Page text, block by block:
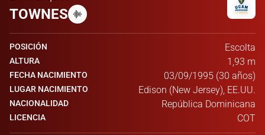
TOWNES
POSICIÓN Escolta
ALTURA 1,93 m
FECHA NACIMIENTO 03/09/1995 (30 años)
LUGAR NACIMIENTO Edison (New Jersey), EE.UU.
NACIONALIDAD República Dominicana
LICENCIA COT